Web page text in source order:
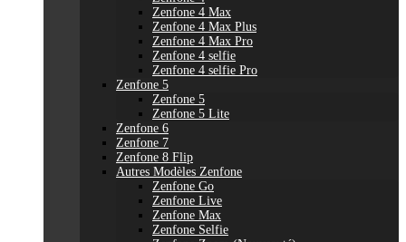
Zenfone 4 Max
Zenfone 4 Max Plus
Zenfone 4 Max Pro
Zenfone 4 selfie
Zenfone 4 selfie Pro
Zenfone 5
Zenfone 5
Zenfone 5 Lite
Zenfone 6
Zenfone 7
Zenfone 8 Flip
Autres Modèles Zenfone
Zenfone Go
Zenfone Live
Zenfone Max
Zenfone Selfie